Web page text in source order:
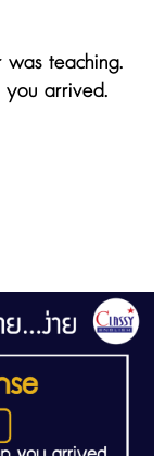
teaching.
arrived.